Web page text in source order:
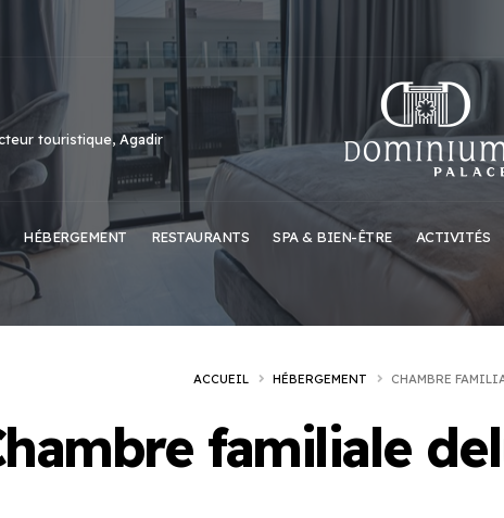
touristique, Agadir
HÉBERGEMENT RESTAURANTS SPA & BIEN-ÊTRE ACTIVITÉS
ACCUEIL HÉBERGEMENT CHAMBRE
familiale